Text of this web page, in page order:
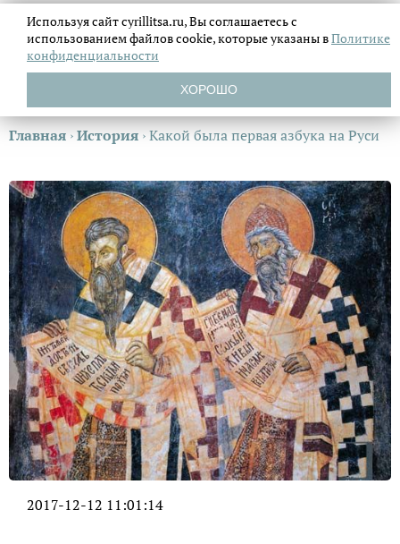
Главная ›История ›Какой была первая азбука на Руси
2017-12-12 11:01:14
Используя сайт cyrillitsa.ru, Вы соглашаетесь с
использованием файловcookie, которые указаны вПолитике
конфиденциальности
ХОРОШО